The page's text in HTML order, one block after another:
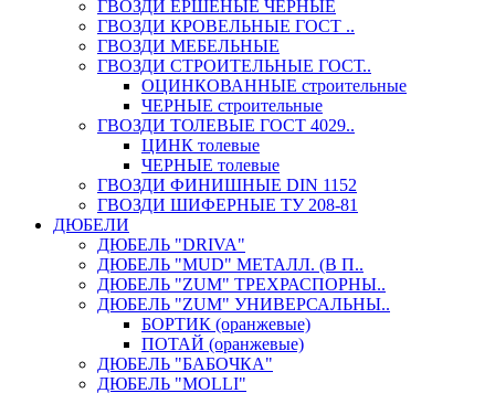
ГВОЗДИ ЕРШЕНЫЕ ЧЕРНЫЕ
ГВОЗДИ КРОВЕЛЬНЫЕ ГОСТ ..
ГВОЗДИ МЕБЕЛЬНЫЕ
ГВОЗДИ СТРОИТЕЛЬНЫЕ ГОСТ..
ОЦИНКОВАННЫЕ строительные
ЧЕРНЫЕ строительные
ГВОЗДИ ТОЛЕВЫЕ ГОСТ 4029..
ЦИНК толевые
ЧЕРНЫЕ толевые
ГВОЗДИ ФИНИШНЫЕ DIN 1152
ГВОЗДИ ШИФЕРНЫЕ ТУ 208-81
ДЮБЕЛИ
ДЮБЕЛЬ "DRIVA"
ДЮБЕЛЬ "MUD" МЕТАЛЛ. (В П..
ДЮБЕЛЬ "ZUM" ТРЕХРАСПОРНЫ..
ДЮБЕЛЬ "ZUM" УНИВЕРСАЛЬНЫ..
БОРТИК (оранжевые)
ПОТАЙ (оранжевые)
ДЮБЕЛЬ "БАБОЧКА"
ДЮБЕЛЬ "МOLLI"